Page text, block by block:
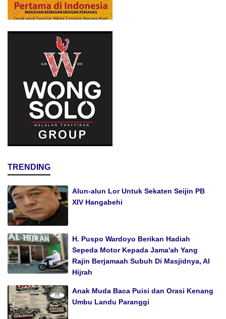
TRENDING
Alun-alun Lor Untuk Sekaten Seijin PB
XIV Hangabehi
H. Puspo Wardoyo Berikan Hadiah
Sepeda Motor Kepada Jama'ah Yang
Rajin Berjamaah Subuh Di Masjidnya, Al
Hijrah
Anak Muda Baca Puisi dan Orasi Kenang
Umbu Landu Paranggi